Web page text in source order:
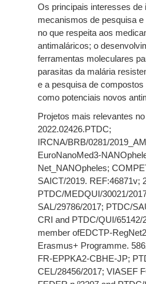
Os principais interesses de
mecanismos de pesquisa
no que respeita aos
antimaláricos; o
ferramentas moleculares
parasitas da malária
e a pesquisa de
como potenciais novos
Projetos mais relevantes
2022.02426.PTDC;
IRCNA/BRB/0281/
EuroNanoMed3-
Net_NANOpheles;
SAICT/2019. REF:46871v;
PTDC/MEDQUI/30021/
SAL/29786/2017; PTDC/
CRI andPTDC/QUI/65142/
member ofEDCTP-
Erasmus+ Programme.
FR-EPPKA2-CBHE-JP;
CEL/28456/2017; VIASEF